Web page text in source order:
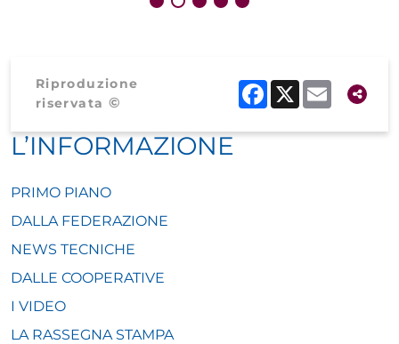
Riproduzione
riservata ©
Facebook
X Email
L’INFORMAZIONE
PRIMO PIANO
DALLA FEDERAZIONE
NEWS TECNICHE
DALLE COOPERATIVE
I VIDEO
LA RASSEGNA STAMPA